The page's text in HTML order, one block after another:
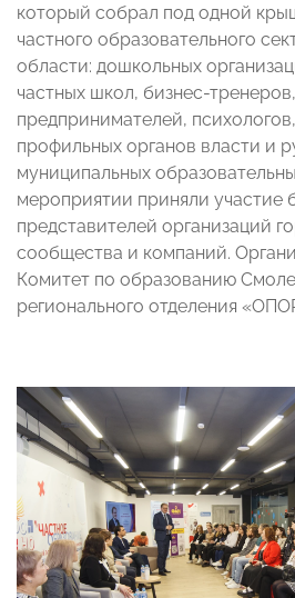
который собрал под одной
частного образовательного
области: дошкольных
частных школ, бизнес-
предпринимателей,
профильных органов власти и
муниципальных
мероприятии приняли участие
представителей организаций
сообщества и компаний.
Комитет по образованию
регионального отделения